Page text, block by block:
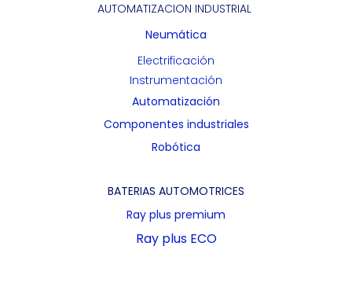
AUTOMATIZACION INDUSTRIAL
Neumática
Electrificación
Instrumentación
Automatización
Componentes industriales
Robótica
BATERIAS AUTOMOTRICES
Ray plus premium
Ray plus ECO